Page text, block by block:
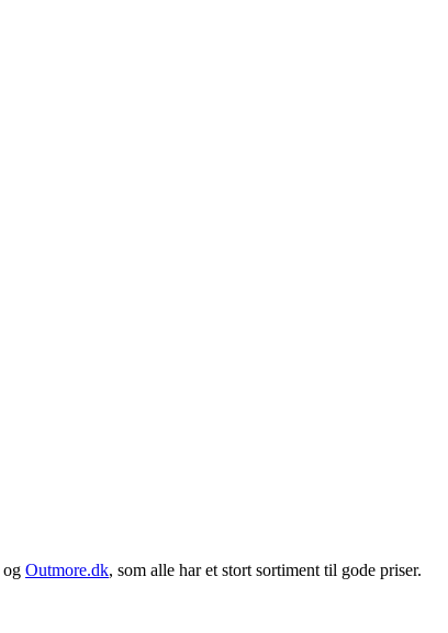
og Outmore.dk, som alle har et stort sortiment til gode priser.